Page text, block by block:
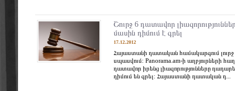
Շուրջ 6 դատավոր
մասին դիմում է գրել
17.12.2012
Հայաստանի դատական համակարգում
սպասվում: Panorama.am-ի աղբյուրների
դատավոր իրենց լիազորությունները
դիմում են գրել: Հայաստանի դատական դ...